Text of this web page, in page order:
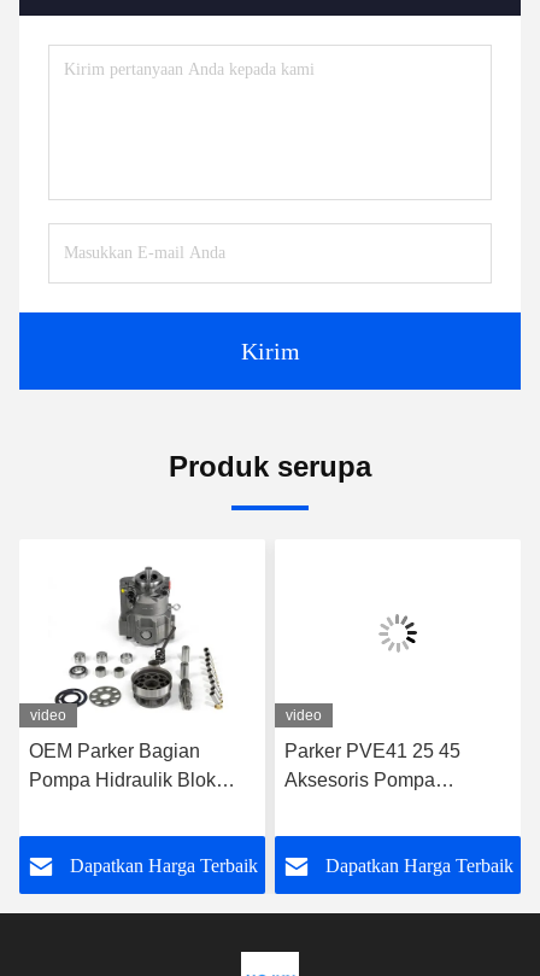
Kirim
Produk serupa
video
OEM Parker Bagian
Pompa Hidraulik Blok
65 33 38
Dapatkan Harga Terbaik
video
Parker PVE41 25 45
Aksesoris Pompa
Hidraulik
Dapatkan Harga Terbaik